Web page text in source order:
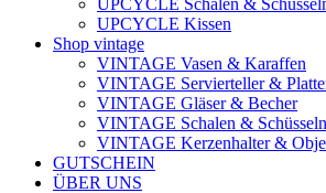
UPCYCLE Schalen &
UPCYCLE Kissen
Shop vintage
VINTAGE Vasen & Karaffen
VINTAGE Servierteller &
VINTAGE Gläser & Becher
VINTAGE Schalen & Schüsseln
VINTAGE Kerzenhalter &
GUTSCHEIN
ÜBER UNS